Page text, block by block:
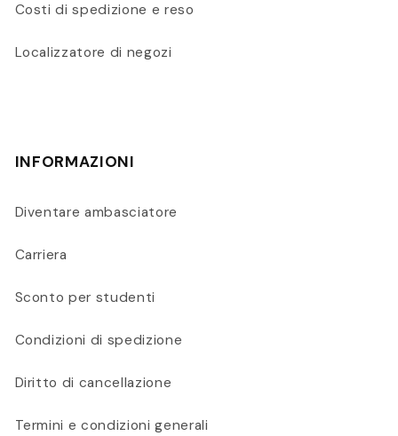
Costi di spedizione e reso
Localizzatore di negozi
INFORMAZIONI
Diventare ambasciatore
Carriera
Sconto per studenti
Condizioni di spedizione
Diritto di cancellazione
Termini e condizioni generali